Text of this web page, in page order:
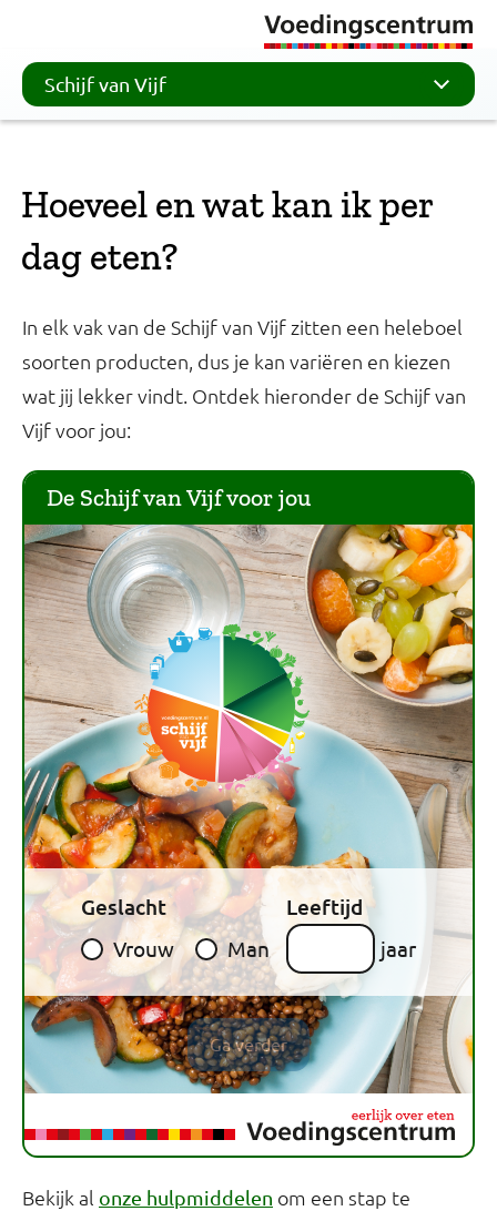
Schijf van Vijf
Hoeveel en wat kan ik per
dag eten?
In elk vak van de Schijf van Vijf zitten een heleboel
soorten producten, dus je kan variëren en kiezen
wat jij lekker vindt. Ontdek hieronder de Schijf van
Vijf voor jou:
De Schijf van Vijf voor jou
Geslacht
Vrouw Man
Leeftijd
jaar
Ga verder
Bekijk al onze hulpmiddelen om een stap te